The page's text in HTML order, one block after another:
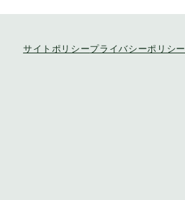
サイトポリシープライバシーポリシー